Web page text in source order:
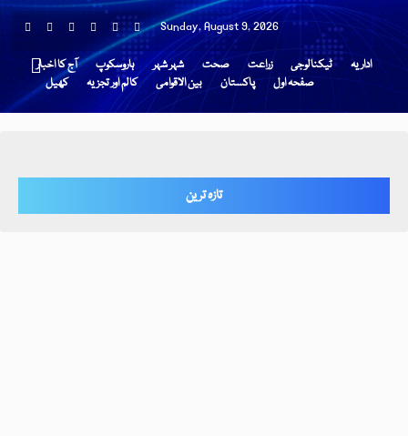
Sunday, August 9, 2026
آج کا اخبار ہاروسکوپ شہر شہر صحت زراعت ٹیکنالوجی
اداریہ
کھیل
کالم اور تجزیہ بین الاقوامی پاکستان صفحہ اول
تازہ ترین